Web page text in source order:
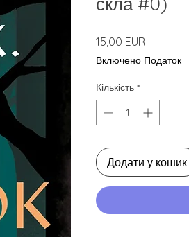
15,00 EUR
Включено Податок
Кількість *
Додати у кошик